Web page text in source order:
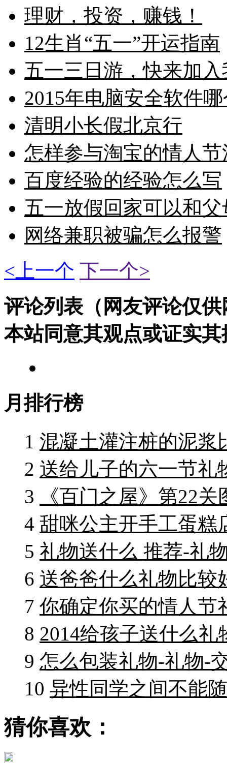
理财，投资，赚钱！
12生肖“五一”开运指南
五一三日游，快来加
2015年电脑安全软件
清明小长假北京行
怎样参与淘宝的情人
百度经验的经验怎么写
五一放假回家可以和
网络兼职被骗怎么报警
<上一个 下一个>
评论列表（网友评论仅
本站同意其观点或证实其
月排行榜
1 混凝土灌注桩的泥浆
2 送给儿子的六一节礼
3
《百门之屋》第22
4 甜咪公主开手工蛋糕
5 礼物送什么 推荐-礼
6 送爸爸什么礼物比较
7 你确定你买的情人节
8 2014给孩子送什么
9 怎么包装礼物-礼物-
10 异性同学之间不能
猜你喜欢：